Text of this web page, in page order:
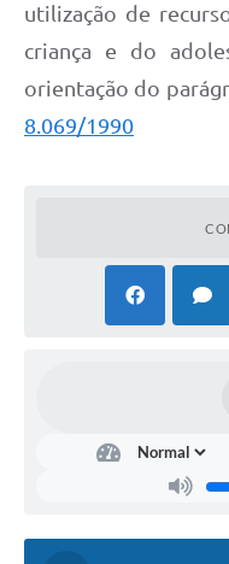
utilização de
criança e do
orientação do
8.069/1990